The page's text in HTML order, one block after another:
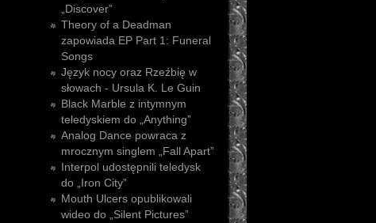
„Discover”
Theory of a Deadman
zapowiada EP Part 1: Funeral
Songs
Język nocy oraz Rzeźbię w
słowach - Ursula K. Le Guin
Black Marble z intymnym
teledyskiem do „Anything”
Analog Dance powraca z
mrocznym singlem „Fall Apart”
Interpol udostępnili teledysk
do „Iron City”
Mouth Ulcers opublikowali
wideo do „Silent Pictures”